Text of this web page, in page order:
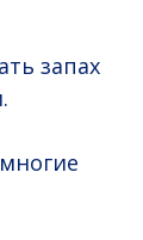
запах